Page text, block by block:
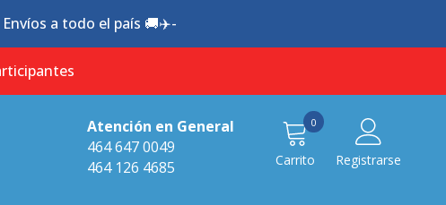
a todo el país 🚚✈️-
Atención en General
464 647 0049
464 126 4685
Carrito
00
Registrarse